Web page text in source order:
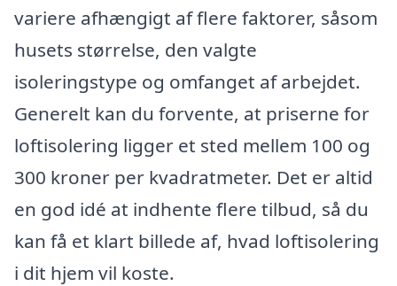
variere afhængigt af flere faktorer, såsom
husets størrelse, den valgte
isoleringstype og omfanget af arbejdet.
Generelt kan du forvente, at priserne for
loftisolering ligger et sted mellem 100 og
300 kroner per kvadratmeter. Det er altid
en god idé at indhente flere tilbud, så du
kan få et klart billede af, hvad loftisolering
i dit hjem vil koste.